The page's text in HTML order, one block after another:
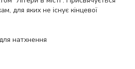
для яких не існує кінцевої
натхнення